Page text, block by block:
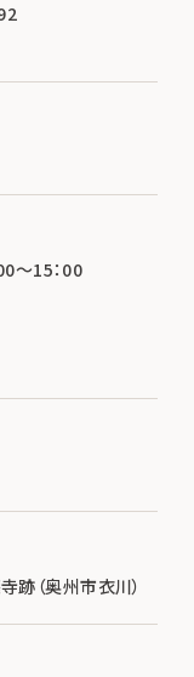
～15：00
跡（奥州市衣川）